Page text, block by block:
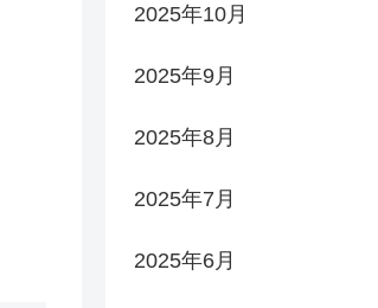
2025年10月
2025年9月
2025年8月
2025年7月
2025年6月